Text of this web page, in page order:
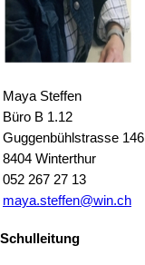
Maya Steffen
Büro B 1.12
Guggenbühlstrasse 146
8404 Winterthur
052 267 27 13
maya.steffen@win.ch
Schulleitung